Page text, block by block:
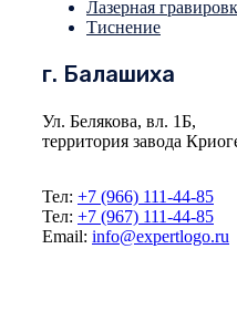
Лазерная
Тиснение
г. Балашиха
Ул. Белякова, вл. 1Б,
территория завода
Тел: +7 (966) 111-44-85
Тел: +7 (967) 111-44-85
Email: info@expertlogo.ru